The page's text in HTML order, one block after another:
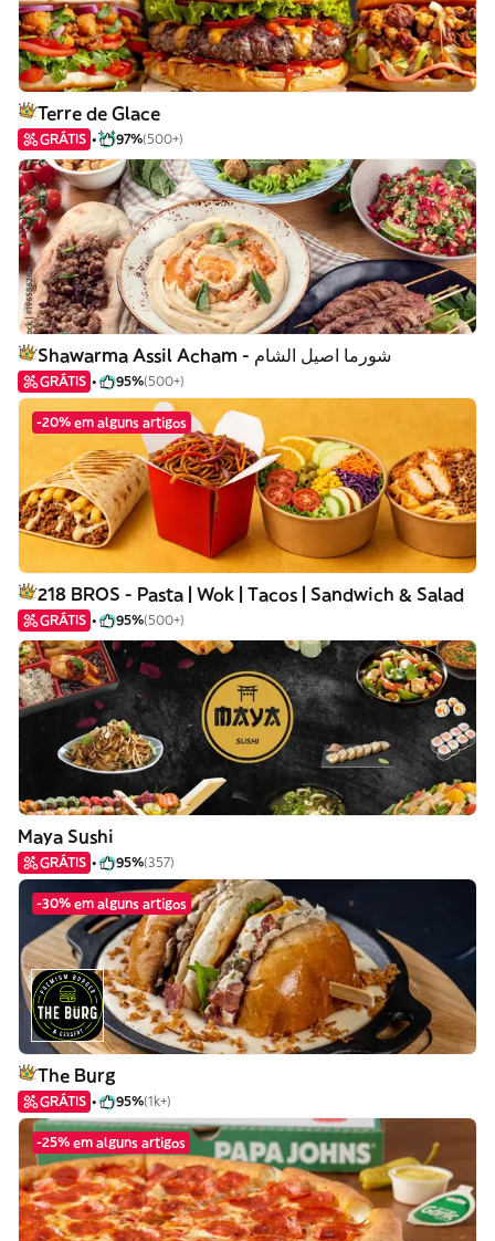
Terre de Glace
GRÁTIS 97%(500+)
Shawarma Assil Acham - شورما اصيل الشام
GRÁTIS 95%(500+)
-20% em alguns artigos
218 BROS - Pasta | Wok | Tacos | Sandwich & Salad
GRÁTIS 95%(500+)
Maya Sushi
GRÁTIS 95%(357)
-30% em alguns artigos
The Burg
GRÁTIS 95%(1k+)
-25% em alguns artigos